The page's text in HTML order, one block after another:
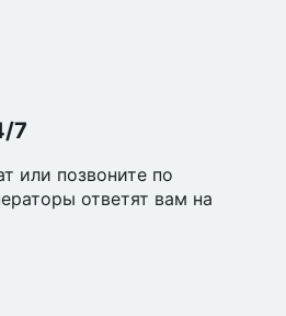
7
или позвоните по
ответят вам на